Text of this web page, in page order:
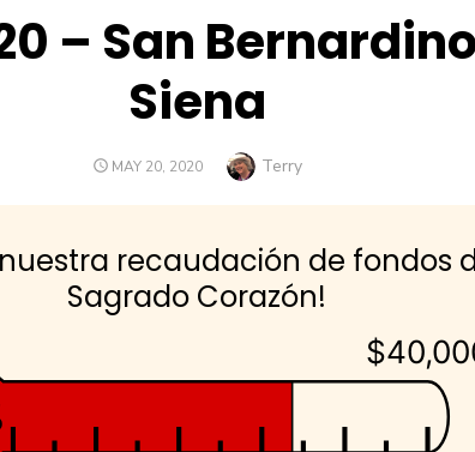
– San
Siena
POSTED
MAY 20, 2020 Author
Terry
nuestra recaudación de fondos
Sagrado Corazón!